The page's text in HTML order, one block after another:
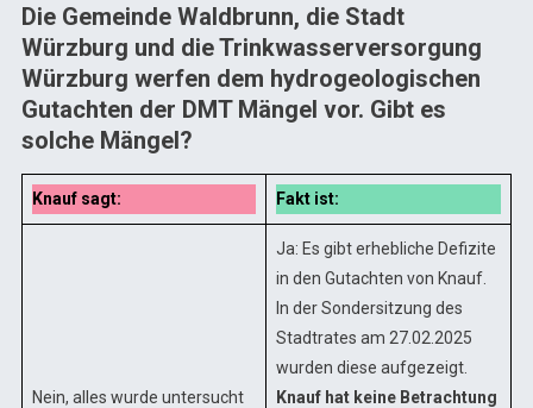
Die Gemeinde Waldbrunn, die Stadt
Würzburg und die Trinkwasserversorgung
Würzburg werfen dem hydrogeologischen
Gutachten der DMT Mängel vor. Gibt es
solche Mängel?
Knauf sagt: Fakt ist:
Nein, alles wurde untersucht
Ja: Es gibt erhebliche Defizite
in den Gutachten von Knauf.
In der Sondersitzung des
Stadtrates am 27.02.2025
wurden diese aufgezeigt.
Knauf hat keine Betrachtung